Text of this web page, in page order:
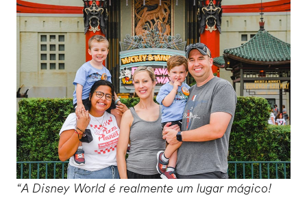
“A Disney World é realmente um lugar mágico!